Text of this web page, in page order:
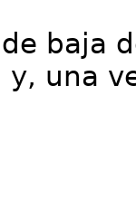
baja
y, una